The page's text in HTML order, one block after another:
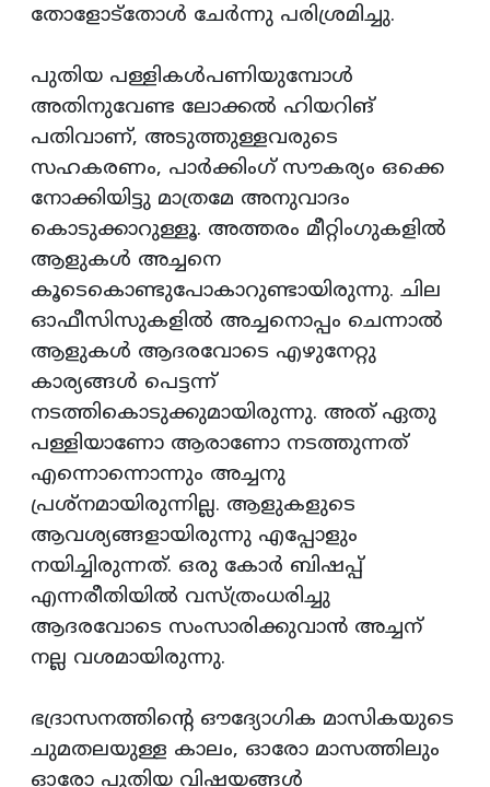
തോളോട്തോൾ ചേർന്നു പരിശ്രമിച്ചു.
പുതിയ പള്ളികൾപണിയുമ്പോൾ
അതിനുവേണ്ട ലോക്കൽ ഹിയറിങ്
പതിവാണ്, അടുത്തുള്ളവരുടെ
സഹകരണം, പാർക്കിംഗ് സൗകര്യം ഒക്കെ
നോക്കിയിട്ടു മാത്രമേ അനുവാദം
കൊടുക്കാറുള്ളൂ. അത്തരം മീറ്റിംഗുകളിൽ
ആളുകൾ അച്ചനെ
കൂടെകൊണ്ടുപോകാറുണ്ടായിരുന്നു. ചില
ഓഫീസിസുകളിൽ അച്ചനൊപ്പം ചെന്നാൽ
ആളുകൾ ആദരവോടെ എഴുനേറ്റു
കാര്യങ്ങൾ പെട്ടന്ന്
നടത്തികൊടുക്കുമായിരുന്നു. അത് ഏതു
പള്ളിയാണോ ആരാണോ നടത്തുന്നത്
എന്നൊന്നൊന്നും അച്ചനു
പ്രശ്നമായിരുന്നില്ല. ആളുകളുടെ
ആവശ്യങ്ങളായിരുന്നു എപ്പോളും
നയിച്ചിരുന്നത്. ഒരു കോർ ബിഷപ്പ്
എന്നരീതിയിൽ വസ്ത്രംധരിച്ചു
ആദരവോടെ സംസാരിക്കുവാൻ അച്ചന്
നല്ല വശമായിരുന്നു.
ഭദ്രാസനത്തിന്റെ ഔദ്യോഗിക മാസികയുടെ
ചുമതലയുള്ള കാലം, ഓരോ മാസത്തിലും
ഓരോ പുതിയ വിഷയങ്ങൾ